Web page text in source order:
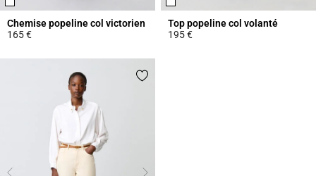
Chemise popeline col victorien
165 €
Top popeline col volanté
195 €